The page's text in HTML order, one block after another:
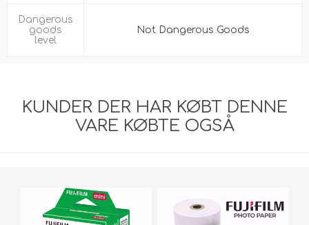
Dangerous
goods
level
Not Dangerous Goods
KUNDER DER HAR KØBT DENNE
VARE KØBTE OGSÅ